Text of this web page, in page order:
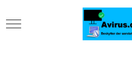
Mobile Menu Toggle